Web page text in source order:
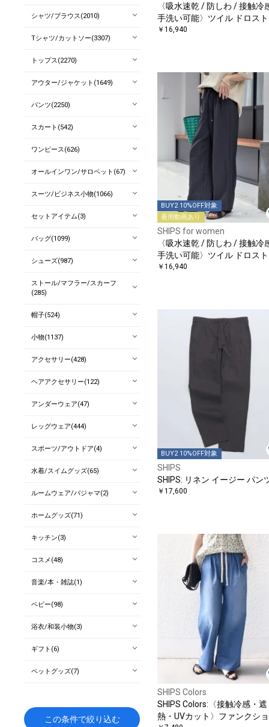
〈吸水速乾 / 防しわ / 接触冷
手洗い可能〉ツイル ドロス
ンツ
￥16,940
BUY2 10%OFF対象
着用動画あり
SHIPS for women
〈吸水速乾 / 防しわ / 接触冷
手洗い可能〉ツイル ドロス
ンツ
￥16,940
BUY2 10%OFF対象
SHIPS
SHIPS: リネン イージー パン
￥17,600
SHIPS Colors
SHIPS Colors:〈接触冷感・遮
熱・UVカット〉ファンクシ
シャツ/ブラウス(2010)
Tシャツ/カットソー(3307)
トップス(2270)
アウター/ジャケット(1649)
パンツ(2250)
スカート(542)
ワンピース(626)
オールインワン/サロペット(67)
スーツ/ビジネス小物(1066)
セットアイテム(3)
バッグ(1099)
シューズ(987)
ストール/マフラー/スカーフ
(285)
帽子(524)
小物(1137)
アクセサリー(428)
ヘアアクセサリー(122)
アンダーウェア(47)
レッグウェア(444)
スポーツ/アウトドア(4)
水着/スイムグッズ(65)
ルームウェア/パジャマ(2)
ホームグッズ(71)
キッチン(3)
コスメ(48)
音楽/本・雑誌(1)
ベビー(98)
浴衣/和装小物(3)
ギフト(6)
ペットグッズ(7)
この条件で絞り込む